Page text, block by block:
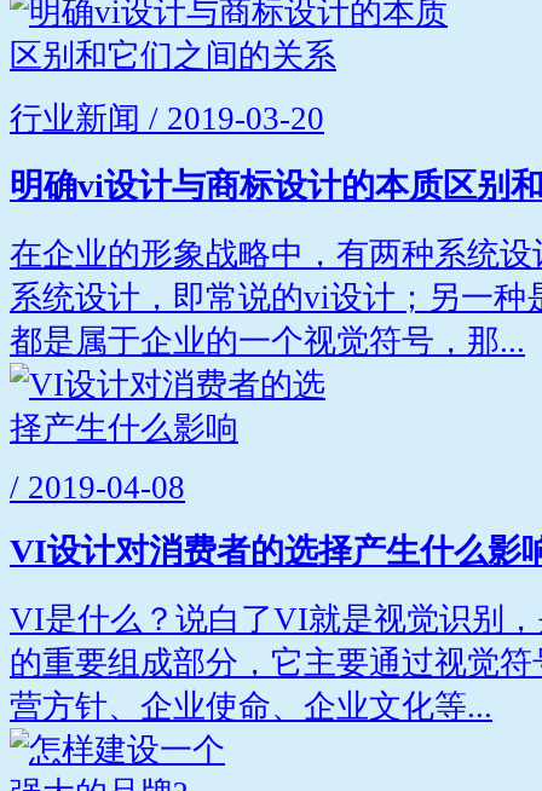
行业新闻 / 2019-03-20
明确vi设计与商标设计的本质区别
在企业的形象战略中，有两种系统
系统设计，即常说的vi设计；另一种
都是属于企业的一个视觉符号，那...
/ 2019-04-08
VI设计对消费者的选择产生什么影
VI是什么？说白了VI就是视觉识别
的重要组成部分，它主要通过视觉
营方针、企业使命、企业文化等...